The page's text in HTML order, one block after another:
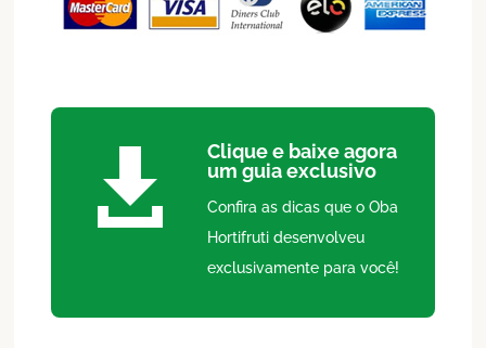

Clique e baixe agora
um guia exclusivo
Confira as dicas que o Oba
Hortifruti desenvolveu
exclusivamente para você!